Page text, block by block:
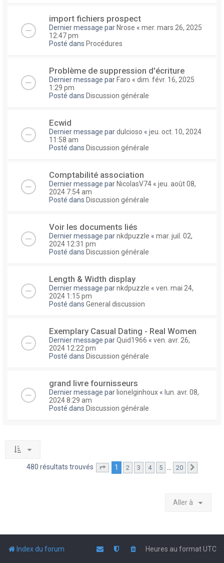
import fichiers prospect
Dernier message par Nrose « mer. mars 26, 2025
12:47 pm
Posté dans Procédures
Problème de suppression d'écriture
Dernier message par Faro « dim. févr. 16, 2025
1:29 pm
Posté dans Discussion générale
Ecwid
Dernier message pardulcioso « jeu. oct. 10, 2024
11:58 am
Posté dans Discussion générale
Comptabilité association
Dernier message par NicolasV74 « jeu. août 08,
2024 7:54 am
Posté dans Discussion générale
Voir les documents liés
Dernier message parnkdpuzzle « mar. juil. 02,
2024 12:31 pm
Posté dans Discussion générale
Length & Width display
Dernier message parnkdpuzzle « ven. mai 24,
2024 1:15 pm
Posté dans General discussion
Exemplary Сasual Dating - Real Women
Dernier message parQuid1966 « ven. avr. 26,
2024 12:22 pm
Posté dans Discussion générale
grand livre fournisseurs
Dernier message par lionelginhoux « lun. avr. 08,
2024 8:29 am
Posté dans Discussion générale
480 résultats trouvés Page sur20
1 2 3 4 5 … 20
Aller à
Index du forum Heures au formatUTC